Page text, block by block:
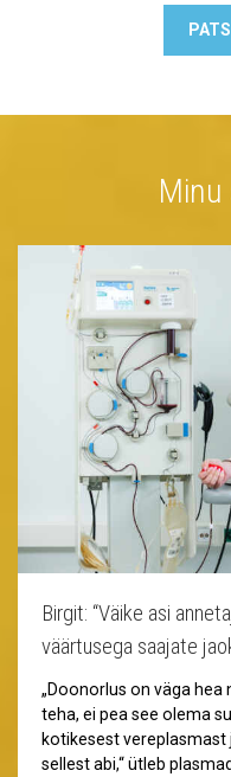
Minu
Birgit: “Väike asi
väärtusega saajate
„Doonorlus on väga hea
teha, ei pea see olema
kotikesest vereplasmast
sellest abi,“ ütleb